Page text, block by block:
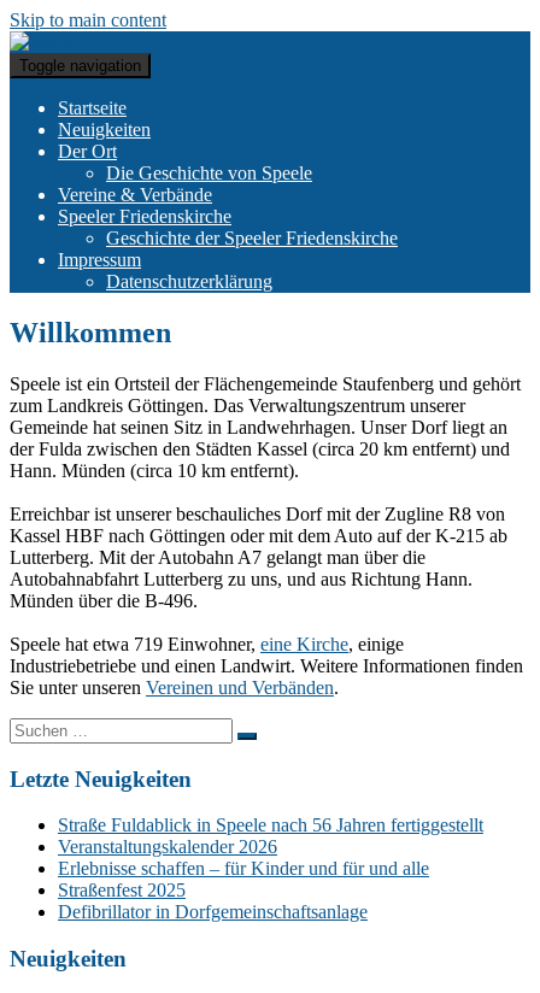
Skip to main content
Toggle navigation
Startseite
Neuigkeiten
Der Ort
Die Geschichte von Speele
Vereine & Verbände
Speeler Friedenskirche
Geschichte der Speeler Friedenskirche
Impressum
Datenschutzerklärung
Willkommen
Speele ist ein Ortsteil der Flächengemeinde Staufenberg und gehört
zum Landkreis Göttingen. Das Verwaltungszentrum unserer
Gemeinde hat seinen Sitz in Landwehrhagen. Unser Dorf liegt an
der Fulda zwischen den Städten Kassel (circa 20 km entfernt) und
Hann. Münden (circa 10 km entfernt).
Erreichbar ist unserer beschauliches Dorf mit der Zugline R8 von
Kassel HBF nach Göttingen oder mit dem Auto auf der K-215 ab
Lutterberg. Mit der Autobahn A7 gelangt man über die
Autobahnabfahrt Lutterberg zu uns, und aus Richtung Hann.
Münden über die B-496.
Speele hat etwa 719 Einwohner, eine Kirche, einige
Industriebetriebe und einen Landwirt. Weitere Informationen finden
Sie unter unseren Vereinen und Verbänden.
Suchen
nach:
Letzte Neuigkeiten
Straße Fuldablick in Speele nach 56 Jahren fertiggestellt
Veranstaltungskalender 2026
Erlebnisse schaffen – für Kinder und für und alle
Straßenfest 2025
Defibrillator in Dorfgemeinschaftsanlage
Neuigkeiten